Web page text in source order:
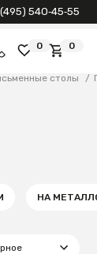
540‑45‑55
0 0
столы /
НА